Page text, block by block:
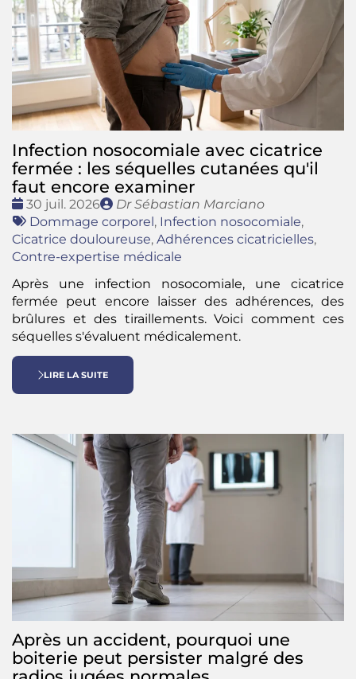
Infection nosocomiale avec cicatrice
fermée : les séquelles cutanées qu'il
faut encore examiner
Date
:
30 juil. 2026
Publié
par
Dr Sébastian Marciano
Tags
:
Dommage corporel, Infection nosocomiale,
Cicatrice douloureuse, Adhérences cicatricielles,
Contre-expertise médicale
Après une infection nosocomiale, une cicatrice
fermée peut encore laisser des adhérences, des
brûlures et des tiraillements. Voici comment ces
séquelles s'évaluent médicalement.
LIRE LA SUITE
Après un accident, pourquoi une
boiterie peut persister malgré des